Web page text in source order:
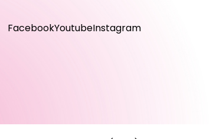
FacebookYoutubeInstagram